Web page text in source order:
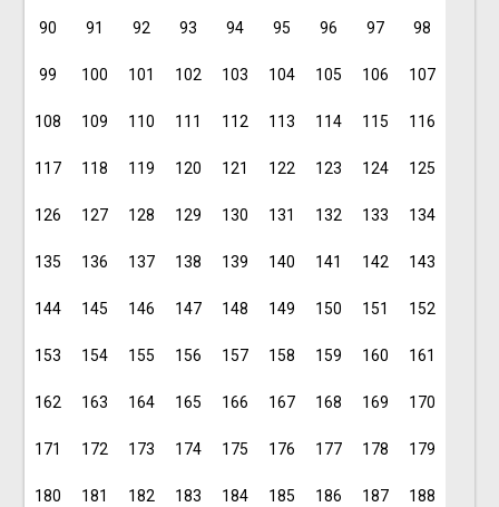
90 91 92 93 94 95 96 97 98
99 100 101 102 103 104 105 106 107
108 109 110 111 112 113 114 115 116
117 118 119 120 121 122 123 124 125
126 127 128 129 130 131 132 133 134
135 136 137 138 139 140 141 142 143
144 145 146 147 148 149 150 151 152
153 154 155 156 157 158 159 160 161
162 163 164 165 166 167 168 169 170
171 172 173 174 175 176 177 178 179
180 181 182 183 184 185 186 187 188